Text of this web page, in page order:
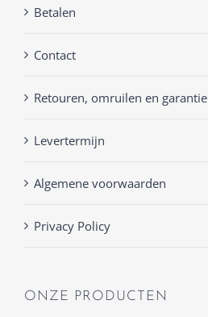
Betalen
Contact
Retouren, omruilen en garantie
Levertermijn
Algemene voorwaarden
Privacy Policy
ONZE PRODUCTEN